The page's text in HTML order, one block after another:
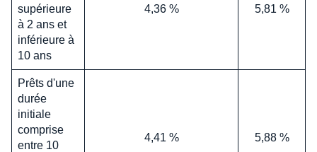
supérieure
à 2 ans et
inférieure à
10 ans
4,36 % 5,81 %
Prêts d'une
durée
initiale
comprise
entre 10
4,41 % 5,88 %